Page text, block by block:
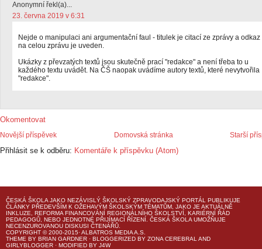
Anonymní řekl(a)...
23. června 2019 v 6:31
Nejde o manipulaci ani argumentační faul - titulek je citací ze zprávy a odkaz
na celou zprávu je uveden.
Ukázky z převzatých textů jsou skutečně prací "redakce" a není třeba to u
každého textu uvádět. Na ČŠ naopak uvádíme autory textů, které nevytvořila
"redakce".
Okomentovat
Novější příspěvek Starší
Domovská stránka
Přihlásit se k odběru: Komentáře k příspěvku (Atom)
ČESKÁ ŠKOLA JAKO NEZÁVISLÝ ŠKOLSKÝ ZPRAVODAJSKÝ PORTÁL PUBLIKUJE
ČLÁNKY PŘEDEVŠÍM K OŽEHAVÝM ŠKOLSKÝM TÉMATŮM, JAKO JE AKTUÁLNĚ
INKLUZE, REFORMA FINANCOVÁNÍ REGIONÁLNÍHO ŠKOLSTVÍ, KARIÉRNÍ ŘÁD
PEDAGOGŮ, NEBO JEDNOTNÉ PŘIJÍMACÍ ŘÍZENÍ. ČESKÁ ŠKOLA UMOŽŇUJE
NECENZUROVANOU DISKUSI ČTENÁŘŮ.
COPYRIGHT © 2000-2015· ALBATROS MEDIA A.S.
THEME BY BRIAN GARDNER · BLOGGERIZED BY ZONA CEREBRAL AND
GIRLYBLOGGER · MODIFIED BY J4W